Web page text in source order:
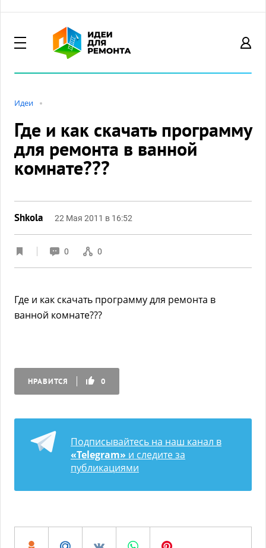
Идеи
Где и как скачать программу
для ремонта в ванной
комнате???
Shkola 22 Мая 2011 в 16:52
0 0
Где и как скачать программу для ремонта в
ванной комнате???
НРАВИТСЯ 0
Подписывайтесь на наш канал в
«Telegram» и следите за
публикациями